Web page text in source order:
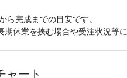
ら完成までの目安です。
休業を挟む場合や受注状況等
ャート